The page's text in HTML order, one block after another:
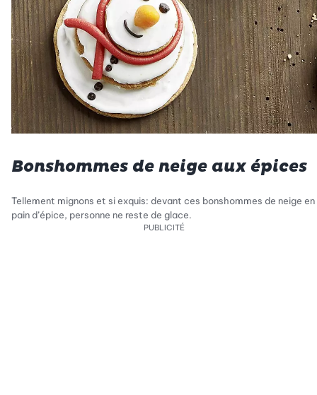
Bonshommes de neige aux épices
Tellement mignons et si exquis: devant ces bonshommes de neige en
pain d’épice, personne ne reste de glace.
PUBLICITÉ